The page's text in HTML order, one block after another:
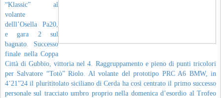
“Klassic” al
volante
delll’Osella Pa20,
e gara 2 sul
bagnato. Successo
finale nella Coppa
Città di Gubbio, vittoria nel 4. Raggruppamento e pieno di punti tricolori
per Salvatore “Totò” Riolo. Al volante del prototipo PRC A6 BMW, in
4’21”24 il plurititolato siciliano di Cerda ha così centrato il primo successo
personale sul tracciato umbro proprio nella domenica d’esordio al Trofeo